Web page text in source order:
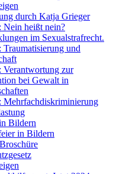
durch Katja Grieger
Nein heißt nein?
im Sexualstrafrecht.
Traumatisierung und
Verantwortung zur
bei Gewalt in
Mehrfachdiskriminierung
Bildern
in Bildern